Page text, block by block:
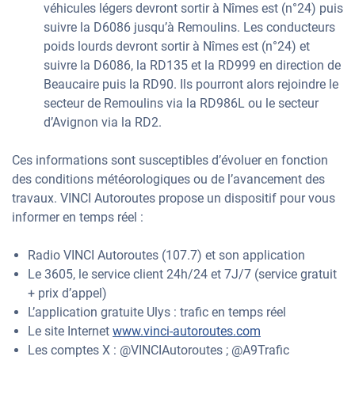
véhicules légers devront sortir à Nîmes est (n°24) puis
suivre la D6086 jusqu’à Remoulins. Les conducteurs
poids lourds devront sortir à Nîmes est (n°24) et
suivre la D6086, la RD135 et la RD999 en direction de
Beaucaire puis la RD90. Ils pourront alors rejoindre le
secteur de Remoulins via la RD986L ou le secteur
d’Avignon via la RD2.
Ces informations sont susceptibles d’évoluer en fonction
des conditions météorologiques ou de l’avancement des
travaux. VINCI Autoroutes propose un dispositif pour vous
informer en temps réel :
Radio VINCI Autoroutes (107.7) et son application
Le 3605, le service client 24h/24 et 7J/7 (service gratuit
+ prix d’appel)
L’application gratuite Ulys : trafic en temps réel
Le site Internet www.vinci-autoroutes.com
Les comptes X : @VINCIAutoroutes ; @A9Trafic